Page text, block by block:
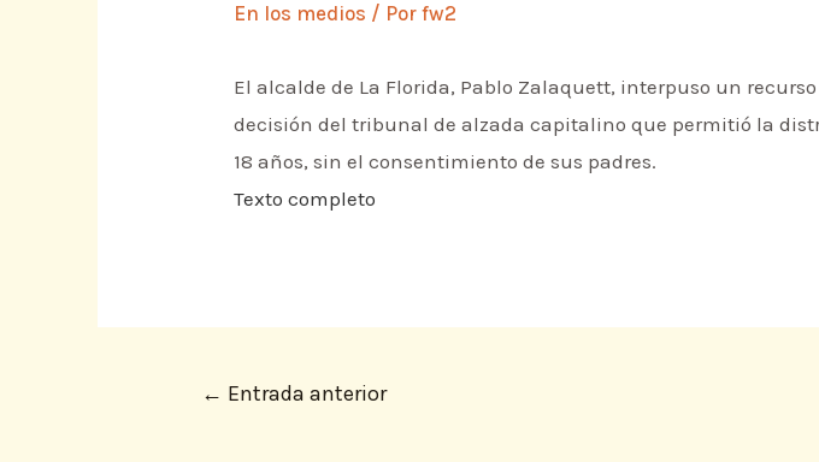
En los medios / Porfw2
El alcalde de La Florida, Pablo Zalaquett, interpuso un
decisión del tribunal de alzada capitalino que permitió la
18 años, sin el consentimiento de sus padres.
Texto completo
← Entrada anterior